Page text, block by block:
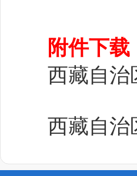
附件下载
西藏自治
西藏自治